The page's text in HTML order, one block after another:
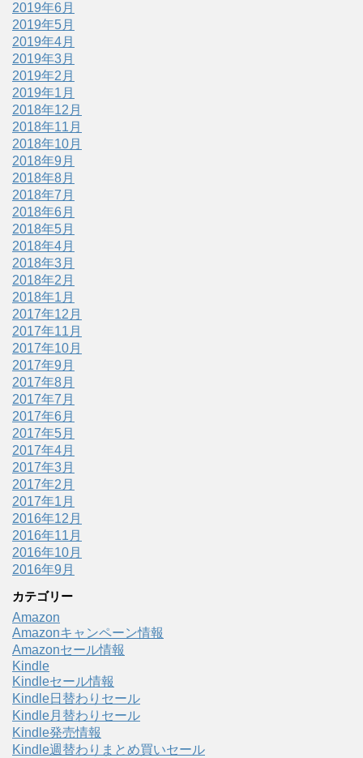
2019年6月
2019年5月
2019年4月
2019年3月
2019年2月
2019年1月
2018年12月
2018年11月
2018年10月
2018年9月
2018年8月
2018年7月
2018年6月
2018年5月
2018年4月
2018年3月
2018年2月
2018年1月
2017年12月
2017年11月
2017年10月
2017年9月
2017年8月
2017年7月
2017年6月
2017年5月
2017年4月
2017年3月
2017年2月
2017年1月
2016年12月
2016年11月
2016年10月
2016年9月
カテゴリー
Amazon
Amazonキャンペーン情報
Amazonセール情報
Kindle
Kindleセール情報
Kindle日替わりセール
Kindle月替わりセール
Kindle発売情報
Kindle週替わりまとめ買いセール